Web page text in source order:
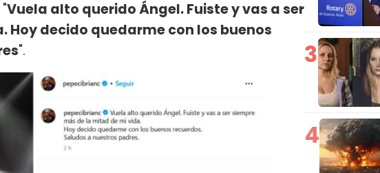
Vuela alto querido Ángel. Fuiste y vas a ser
decido quedarme con los buenos
". 3
4